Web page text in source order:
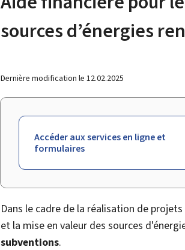
sources d’énergies
Dernière modification le 12.02.2025
Accéder aux services en ligne et
formulaires
Dans le cadre de la réalisation de
et la mise en valeur des sources
subventions.